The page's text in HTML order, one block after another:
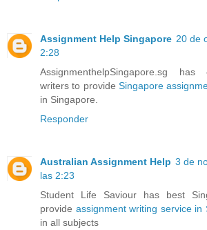
Assignment Help Singapore 20 de
2:28
AssignmenthelpSingapore.sg has
writers to provide Singapore
in Singapore.
Responder
Australian Assignment Help 3 de
las 2:23
Student Life Saviour has best
provide assignment writing service in
in all subjects